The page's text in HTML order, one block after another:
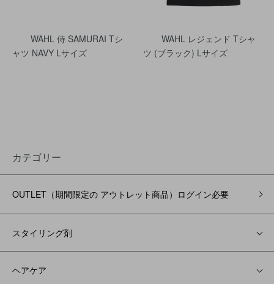
WAHL 侍 SAMURAI Tシ
ャツ NAVY Lサイズ
WAHL レジェンド Tシャ
ツ (ブラック) Lサイズ
カテゴリー
OUTLET（期間限定の アウトレット商品）ログイン必要
スタイリング剤
ヘアケア